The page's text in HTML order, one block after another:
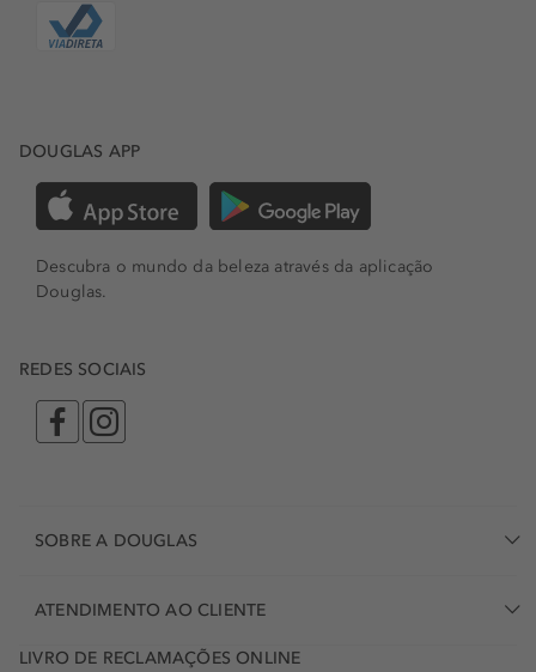
DOUGLAS APP
Descubra o mundo da beleza através da aplicação
Douglas.
REDES SOCIAIS
SOBRE A DOUGLAS
ATENDIMENTO AO CLIENTE
LIVRO DE RECLAMAÇÕES ONLINE